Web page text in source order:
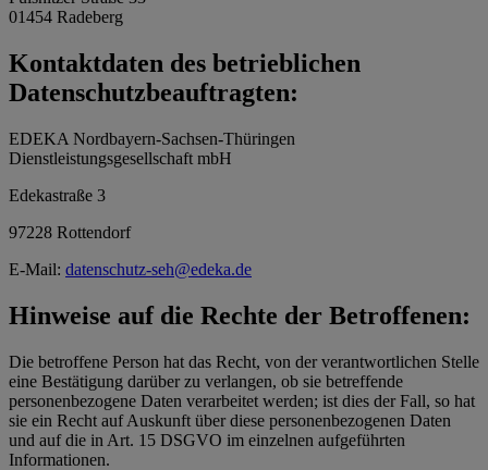
01454 Radeberg
Kontaktdaten des betrieblichen
Datenschutzbeauftragten:
EDEKA Nordbayern-Sachsen-Thüringen
Dienstleistungsgesellschaft mbH
Edekastraße 3
97228 Rottendorf
E-Mail: datenschutz-seh@edeka.de
Hinweise auf die Rechte der Betroffenen:
Die betroffene Person hat das Recht, von der verantwortlichen Stelle
eine Bestätigung darüber zu verlangen, ob sie betreffende
personenbezogene Daten verarbeitet werden; ist dies der Fall, so hat
sie ein Recht auf Auskunft über diese personenbezogenen Daten
und auf die in Art. 15 DSGVO im einzelnen aufgeführten
Informationen.